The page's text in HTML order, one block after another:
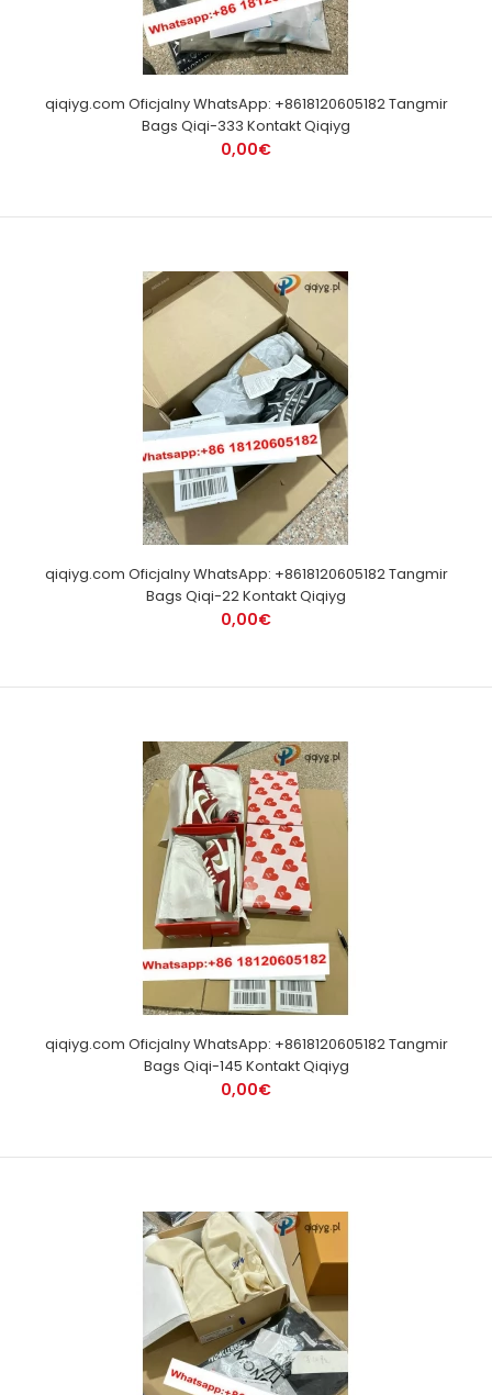
qiqiyg.com Oficjalny WhatsApp: +8618120605182 Tangmir
Bags Qiqi-333 Kontakt Qiqiyg
0,00€
qiqiyg.com Oficjalny WhatsApp: +8618120605182 Tangmir
Bags Qiqi-22 Kontakt Qiqiyg
0,00€
qiqiyg.com Oficjalny WhatsApp: +8618120605182 Tangmir
Bags Qiqi-145 Kontakt Qiqiyg
0,00€